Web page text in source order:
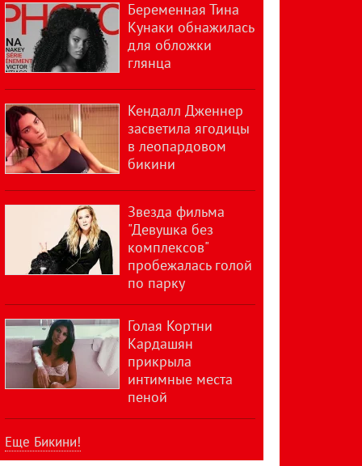
Беременная Тина
Кунаки обнажилась
для обложки
глянца
Кендалл Дженнер
засветила ягодицы
в леопардовом
бикини
Звезда фильма
"Девушка без
комплексов"
пробежалась голой
по парку
Голая Кортни
Кардашян
прикрыла
интимные места
пеной
Еще Бикини!